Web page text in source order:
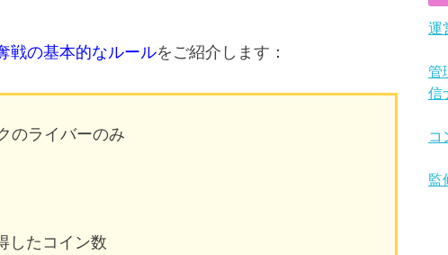
戦の基本的なルールをご紹介します：
のライバーのみ
したコイン数
運
管
信
コ
監